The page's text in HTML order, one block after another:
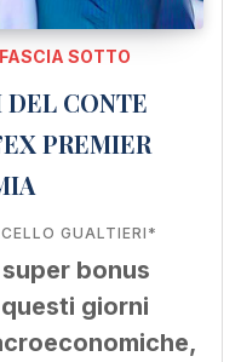
SOTTO
DEL CONTE
PREMIER
GUALTIERI*
bonus
giorni